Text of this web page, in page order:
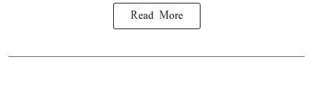
Read More